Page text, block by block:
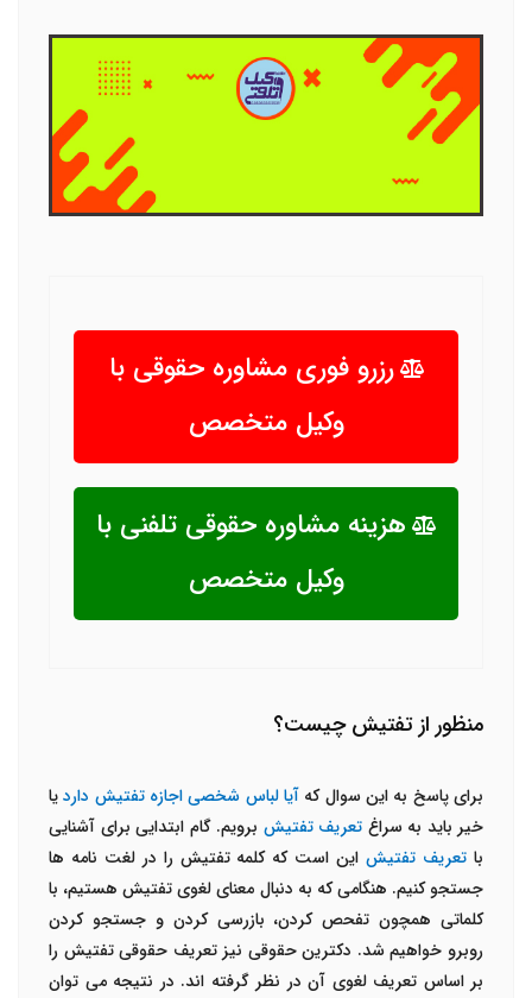
رزرو فوری مشاوره حقوقی با
وکیل متخصص
هزینه مشاوره حقوقی تلفنی با
وکیل متخصص
منظور از تفتیش چیست؟
برای پاسخ به این سوال که آیا لباس شخصی اجازه تفتیش داردیا
خیر باید به سراغ تعریف تفتیش برویم. گام ابتدایی برای آشنایی
با تعریف تفتیشاین است که کلمه تفتیش را در لغت نامه ها
جستجو کنیم. هنگامی که به دنبال معنای لغوی تفتیش هستیم، با
کلماتی همچون تفحص کردن، بازرسی کردن و جستجو کردن
روبرو خواهیم شد. دکترین حقوقی نیز تعریف حقوقی تفتیش را
بر اساس تعریف لغوی آن در نظر گرفته اند. در نتیجه می توان